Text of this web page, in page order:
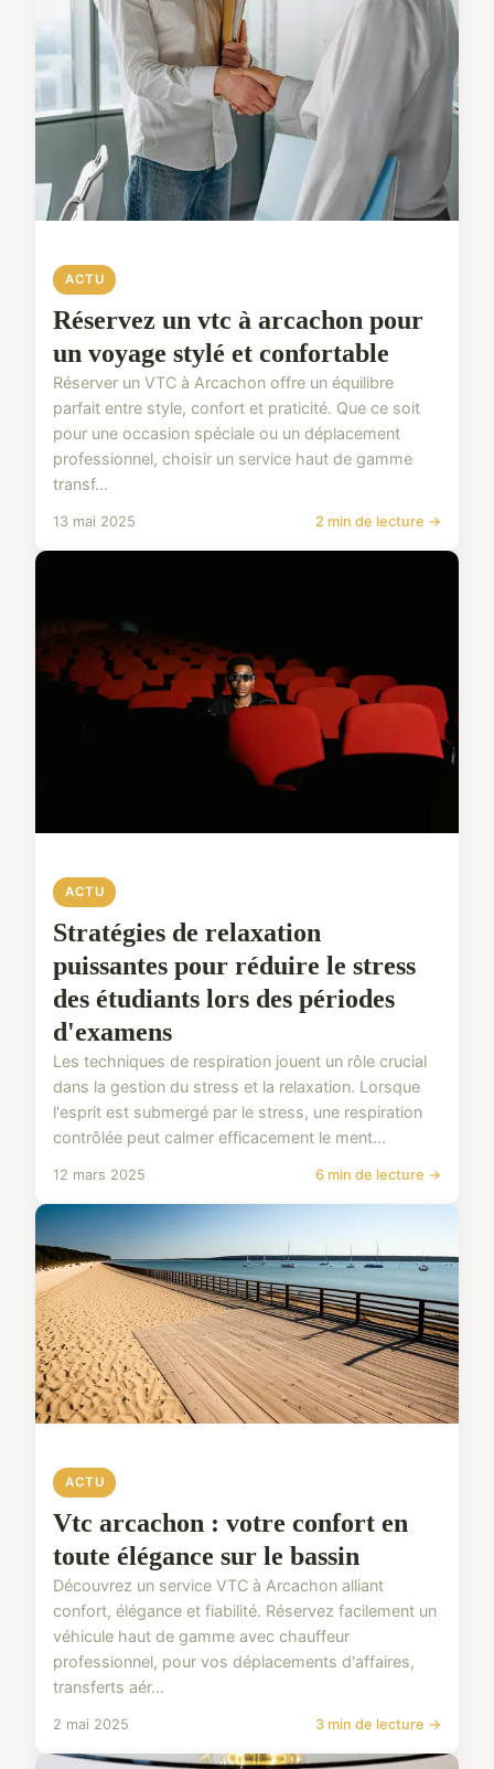
ACTU
Réservez un vtc à arcachon pour
un voyage stylé et confortable
Réserver un VTC à Arcachon offre un équilibre
parfait entre style, confort et praticité. Que ce soit
pour une occasion spéciale ou un déplacement
professionnel, choisir un service haut de gamme
transf...
13 mai 2025 2 min de lecture →
ACTU
Stratégies de relaxation
puissantes pour réduire le stress
des étudiants lors des périodes
d'examens
Les techniques de respiration jouent un rôle crucial
dans la gestion du stress et la relaxation. Lorsque
l'esprit est submergé par le stress, une respiration
contrôlée peut calmer efficacement le ment...
12 mars 2025 6 min de lecture →
ACTU
Vtc arcachon : votre confort en
toute élégance sur le bassin
Découvrez un service VTC à Arcachon alliant
confort, élégance et fiabilité. Réservez facilement un
véhicule haut de gamme avec chauffeur
professionnel, pour vos déplacements d'affaires,
transferts aér...
2 mai 2025 3 min de lecture →